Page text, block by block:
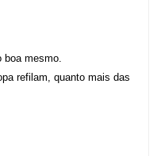
mesmo.
refilam, quanto mais das